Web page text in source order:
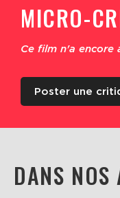
MICRO-
Ce film n'a encore
Poster une
DANS NOS